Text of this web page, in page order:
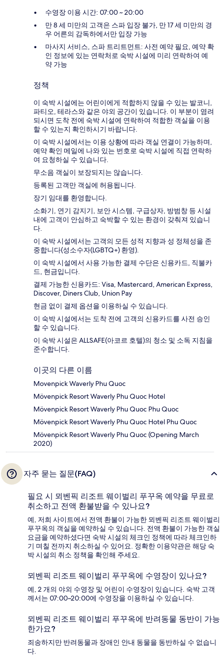
수영장 이용 시간: 07:00 ~ 20:00
만 8 세 미만의 고객은 스파 입장 불가, 만 17 세 미만의 경
우 어른의 감독하에서만 입장 가능
마사지 서비스, 스파 트리트먼트: 사전 예약 필요, 예약 확
인 정보에 있는 연락처로 숙박 시설에 미리 연락하여 예
약 가능
정책
이 숙박 시설에는 어린이에게 적합하지 않을 수 있는 발코니,
파티오, 테라스와 같은 야외 공간이 있습니다. 이 부분이 염려
되시면 도착 전에 숙박 시설에 연락하여 적합한 객실을 이용
할 수 있는지 확인하시기 바랍니다.
이 숙박 시설에서는 이용 상황에 따라 객실 연결이 가능하며,
예약 확인 메일에 나와 있는 번호로 숙박 시설에 직접 연락하
여 요청하실 수 있습니다.
무소음 객실이 보장되지는 않습니다.
등록된 고객만 객실에 허용됩니다.
장기 임대를 환영합니다.
소화기, 연기 감지기, 보안 시스템, 구급상자, 방범창 등 시설
내에 고객이 안심하고 숙박할 수 있는 환경이 갖춰져 있습니
다.
이 숙박 시설에서는 고객의 모든 성적 지향과 성 정체성을 존
중합니다(성소수자(LGBTQ+) 환영).
이 숙박 시설에서 사용 가능한 결제 수단은 신용카드, 직불카
드, 현금입니다.
결제 가능한 신용카드: Visa, Mastercard, American Express,
Discover, Diners Club, Union Pay
현금 없이 결제 옵션을 이용하실 수 있습니다.
이 숙박 시설에서는 도착 전에 고객의 신용카드를 사전 승인
할 수 있습니다.
이 숙박 시설은 ALLSAFE(아코르 호텔)의 청소 및 소독 지침을
준수합니다.
이곳의 다른 이름
Movenpick Waverly Phu Quoc
Mövenpick Resort Waverly Phu Quoc Hotel
Mövenpick Resort Waverly Phu Quoc Phu Quoc
Mövenpick Resort Waverly Phu Quoc Hotel Phu Quoc
Mövenpick Resort Waverly Phu Quoc (Opening March
2020)
자주 묻는 질문(FAQ)
필요 시 뫼벤픽 리조트 웨이벌리 푸꾸옥 예약을 무료로
취소하고 전액 환불받을 수 있나요?
예, 저희 사이트에서 전액 환불이 가능한 뫼벤픽 리조트 웨이벌리
푸꾸옥의 객실을 예약하실 수 있습니다. 전액 환불이 가능한 객실
요금을 예약하셨다면 숙박 시설의 체크인 정책에 따라 체크인하
기 며칠 전까지 취소하실 수 있어요. 정확한 이용약관은 해당 숙
박 시설의 취소 정책을 확인해 주세요.
뫼벤픽 리조트 웨이벌리 푸꾸옥에 수영장이 있나요?
예, 2 개의 야외 수영장 및 어린이 수영장이 있습니다. 숙박 고객
께서는 07:00~20:00에 수영장을 이용하실 수 있습니다.
뫼벤픽 리조트 웨이벌리 푸꾸옥에 반려동물 동반이 가능
한가요?
죄송하지만 반려동물과 장애인 안내 동물을 동반하실 수 없습니
다.